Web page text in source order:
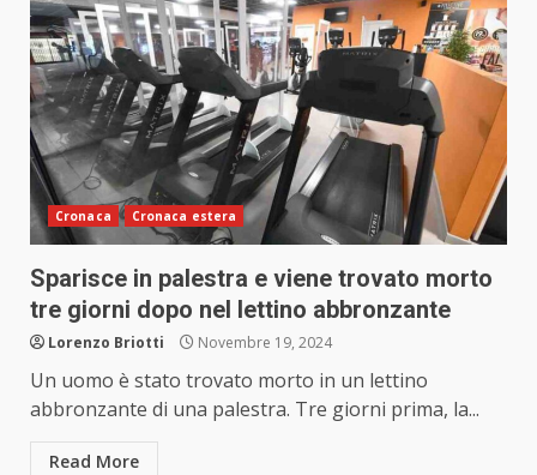
Cronaca Cronaca estera
Sparisce in palestra e viene trovato morto
tre giorni dopo nel lettino abbronzante
Lorenzo Briotti Novembre 19, 2024
Un uomo è stato trovato morto in un lettino
abbronzante di una palestra. Tre giorni prima, la...
Read More